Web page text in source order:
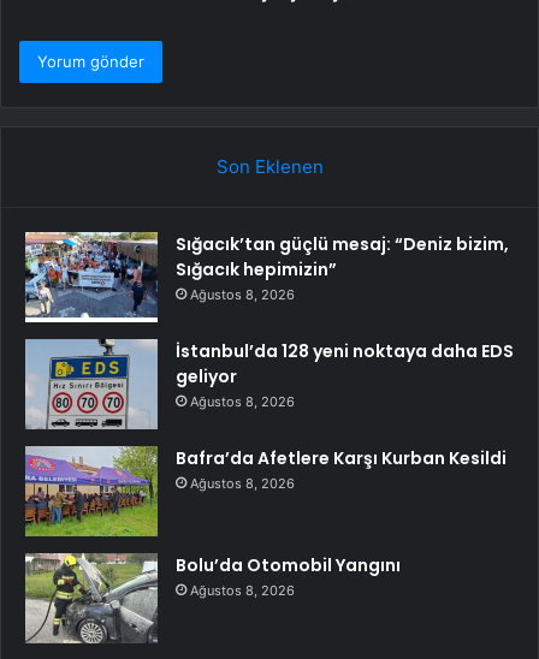
Son Eklenen
Sığacık’tan güçlü mesaj: “Deniz bizim,
Sığacık hepimizin”
Ağustos 8, 2026
İstanbul’da 128 yeni noktaya daha EDS
geliyor
Ağustos 8, 2026
Bafra’da Afetlere Karşı Kurban Kesildi
Ağustos 8, 2026
Bolu’da Otomobil Yangını
Ağustos 8, 2026